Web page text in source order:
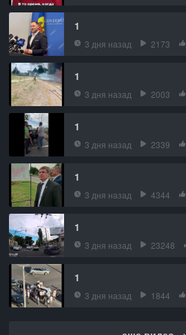
1
3 дня назад 2173
1
3 дня назад 2003
1
3 дня назад 2339
1
3 дня назад 4344
1
3 дня назад 23248
1
3 дня назад 1844